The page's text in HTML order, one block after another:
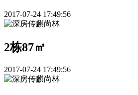
2017-07-24 17:49:56
2栋87㎡
2017-07-24 17:49:56